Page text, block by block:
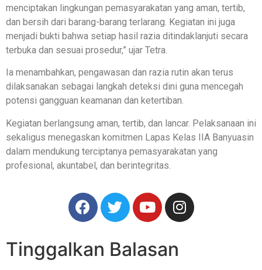
menciptakan lingkungan pemasyarakatan yang aman, tertib,
dan bersih dari barang-barang terlarang. Kegiatan ini juga
menjadi bukti bahwa setiap hasil razia ditindaklanjuti secara
terbuka dan sesuai prosedur,” ujar Tetra.
Ia menambahkan, pengawasan dan razia rutin akan terus
dilaksanakan sebagai langkah deteksi dini guna mencegah
potensi gangguan keamanan dan ketertiban.
Kegiatan berlangsung aman, tertib, dan lancar. Pelaksanaan ini
sekaligus menegaskan komitmen Lapas Kelas IIA Banyuasin
dalam mendukung terciptanya pemasyarakatan yang
profesional, akuntabel, dan berintegritas.
Tinggalkan Balasan